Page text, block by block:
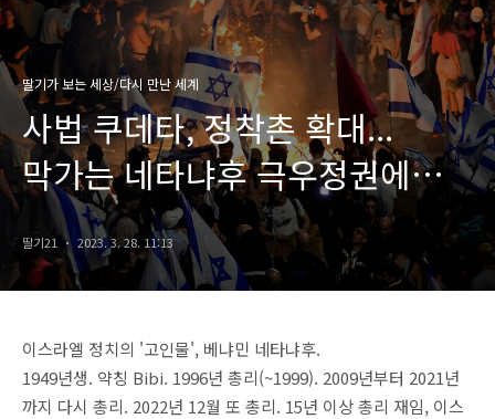
딸기가 보는 세상/다시 만난 세계
사법 쿠데타, 정착촌 확대...
막가는 네타냐후 극우정권에
시끄러운 이스라엘
딸기21 2023. 3. 28. 11:13
이스라엘 정치의 '고인물', 베냐민 네타냐후.
1949년생. 약칭 Bibi. 1996년 총리(~1999). 2009년부터 2021년
까지 다시 총리. 2022년 12월 또 총리. 15년 이상 총리 재임, 이스